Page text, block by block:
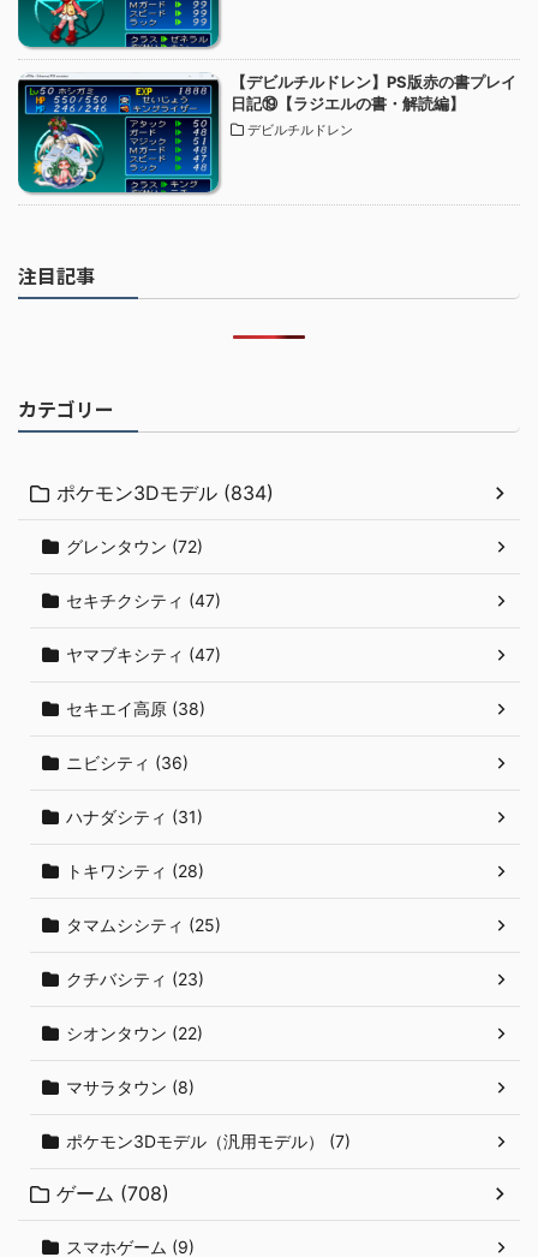
【デビルチルドレン】PS版赤の書プレイ
日記⑲【ラジエルの書・解読編】
デビルチルドレン
注目記事
カテゴリー
ポケモン3Dモデル (834)
グレンタウン (72)
セキチクシティ (47)
ヤマブキシティ (47)
セキエイ高原 (38)
ニビシティ (36)
ハナダシティ (31)
トキワシティ (28)
タマムシシティ (25)
クチバシティ (23)
シオンタウン (22)
マサラタウン (8)
ポケモン3Dモデル（汎用モデル） (7)
ゲーム (708)
スマホゲーム (9)